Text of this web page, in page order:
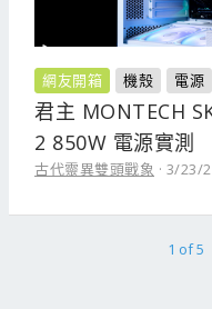
網友開箱 機殼 電源
君主 MONTECH
2 850W 電源實測
古代靈異雙頭戰象 3/23/
1 of 5